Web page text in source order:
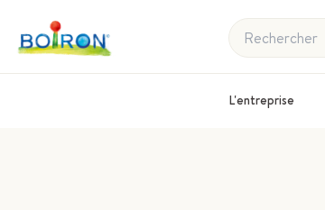
Rechercher
L'entreprise